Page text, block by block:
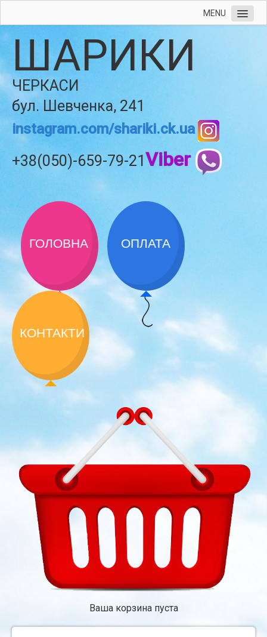
MENU
ШАРИКИ
ЧЕРКАСИ
бул. Шевченка, 241
instagram.com/shariki.ck.ua
+38(050)-659-79-21Viber
ГОЛОВНА ОПЛАТА
КОНТАКТИ
Ваша корзина пуста